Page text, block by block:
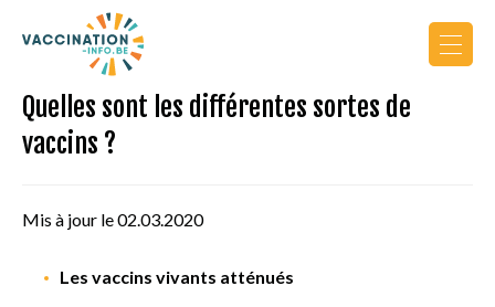
Actualités
Vers le site PRO
Quelles sont les différentes sortes de
vaccins ?
Mis à jour le 02.03.2020
Les vaccins vivants atténués